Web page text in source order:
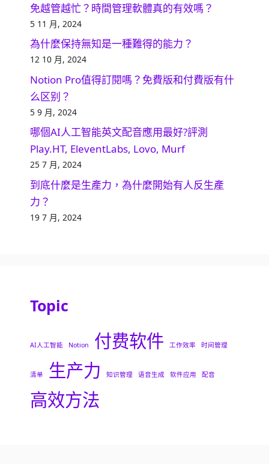
免越管越忙？時間管理軟體真的有效嗎？
5 11 月, 2024
為什麼保持無知是一種難得的能力？
12 10 月, 2024
Notion Pro值得訂閱嗎？免費版和付費版有什
么区别？
5 9 月, 2024
哪個AI人工智能英文配音應用最好?評測
Play.HT, EleventLabs, Lovo, Murf
25 7 月, 2024
到底什麼是生產力，為什麼開始有人反生產
力？
19 7 月, 2024
Topic
AI人工智能 Notion 付费软件 工作效率 时间管理
清单 生产力 知识管理 语音生成 软件应用 配音
高效方法